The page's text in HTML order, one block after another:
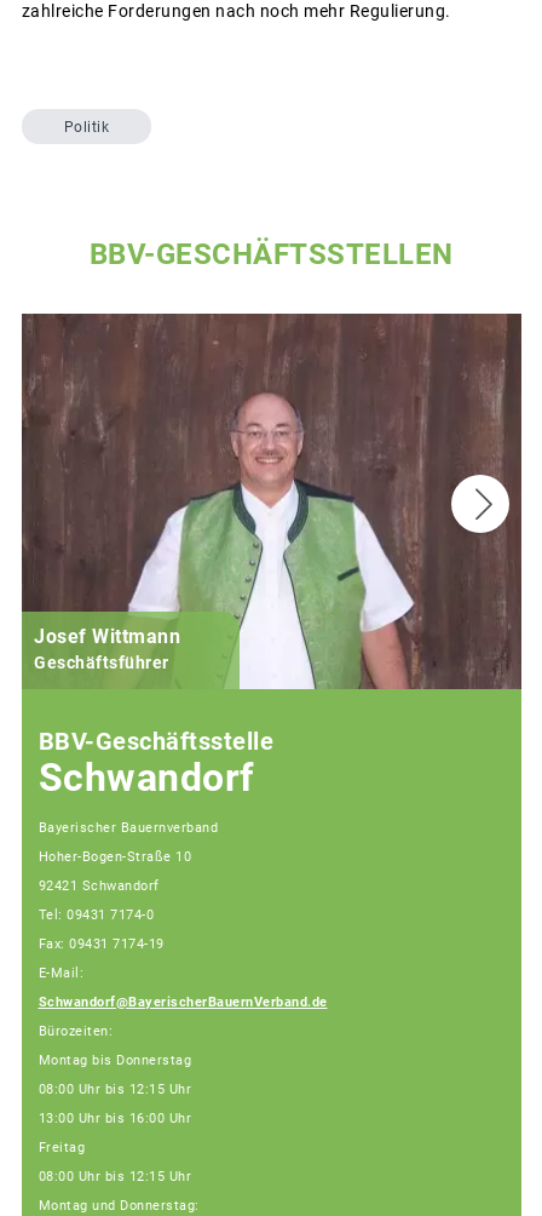
zahlreiche Forderungen nach noch mehr Regulierung.
Politik
BBV-GESCHÄFTSSTELLEN
Josef Wittmann
Geschäftsführer
BBV-Geschäftsstelle
Schwandorf
Bayerischer Bauernverband
Hoher-Bogen-Straße 10
92421 Schwandorf
Tel: 09431 7174-0
Fax: 09431 7174-19
E-Mail:
Schwandorf@BayerischerBauernVerband.de
Bürozeiten:
Montag bis Donnerstag
08:00 Uhr bis 12:15 Uhr
13:00 Uhr bis 16:00 Uhr
Freitag
08:00 Uhr bis 12:15 Uhr
Montag und Donnerstag: